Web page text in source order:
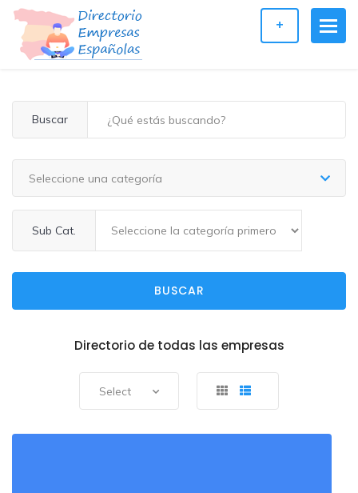
+
Buscar
Seleccione una categoría
Sub Cat.
BUSCAR
Directorio de todas las empresas
Select